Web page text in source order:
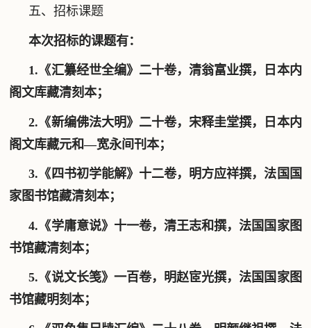
五、招标课题
本次招标的课题有：
1. 《汇纂经世全编》 二十卷，清翁富业撰，日本内
阁文库藏清刻本；
2.《新编佛法大明》二十卷，宋释圭堂撰，日本内
阁文库藏元和—宽永间刊本；
3.《 四书初学能解》十二卷，明方应祥撰，法国国
家图书馆藏清刻本；
4.《学庸意说》十一卷，清王志和撰，法国国家图
书馆藏清刻本；
5.《说文长笺》一百卷，明赵宧光撰，法国国家图
书馆藏明刻本；